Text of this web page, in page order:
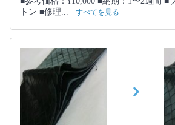
トン ■修理...
すべてを見る